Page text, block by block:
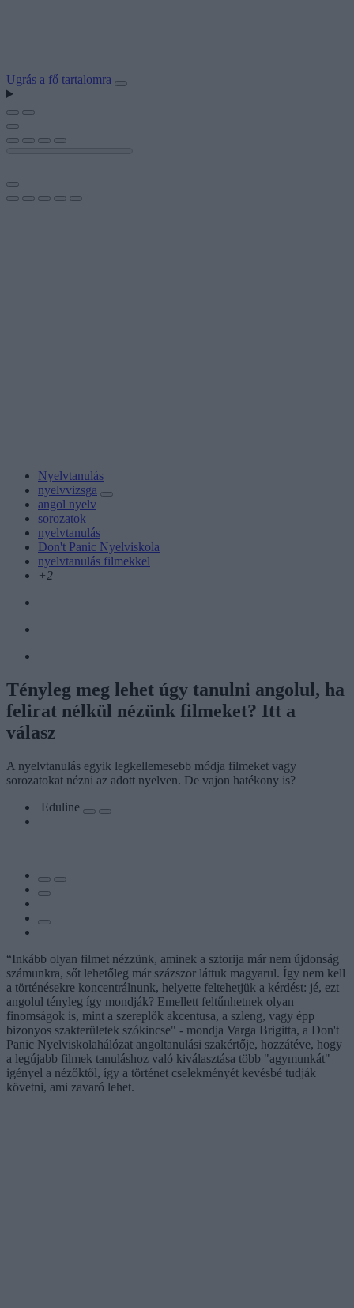
Ugrás a fő tartalomra
Nyelvtanulás
nyelvvizsga
angol nyelv
sorozatok
nyelvtanulás
Don't Panic Nyelviskola
nyelvtanulás filmekkel
+2
Tényleg meg lehet úgy tanulni angolul, ha
felirat nélkül nézünk filmeket? Itt a
válasz
A nyelvtanulás egyik legkellemesebb módja filmeket vagy
sorozatokat nézni az adott nyelven. De vajon hatékony is?
Eduline
“Inkább olyan filmet nézzünk, aminek a sztorija már nem újdonság
számunkra, sőt lehetőleg már százszor láttuk magyarul. Így nem kell
a történésekre koncentrálnunk, helyette feltehetjük a kérdést: jé, ezt
angolul tényleg így mondják? Emellett feltűnhetnek olyan
finomságok is, mint a szereplők akcentusa, a szleng, vagy épp
bizonyos szakterületek szókincse" - mondja Varga Brigitta, a Don't
Panic Nyelviskolahálózat angoltanulási szakértője, hozzátéve, hogy
a legújabb filmek tanuláshoz való kiválasztása több "agymunkát"
igényel a nézőktől, így a történet cselekményét kevésbé tudják
követni, ami zavaró lehet.